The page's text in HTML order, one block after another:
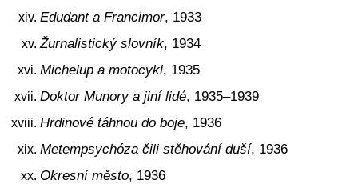
Edudant a Francimor, 1933
Žurnalistický slovník, 1934
Michelup a motocykl, 1935
Doktor Munory a jiní lidé, 1935–1939
Hrdinové táhnou do boje, 1936
Metempsychóza čili stěhování duší, 1936
Okresní město, 1936